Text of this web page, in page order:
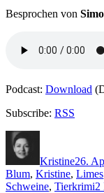
Besprochen von
Podcast: Download
Subscribe: RSS
Kristine26.
Blum, Kristine, Limes
Schweine, Tierkrimi2